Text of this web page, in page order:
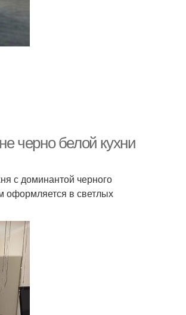
черно белой кухни
с доминантой черного
оформляется в светлых